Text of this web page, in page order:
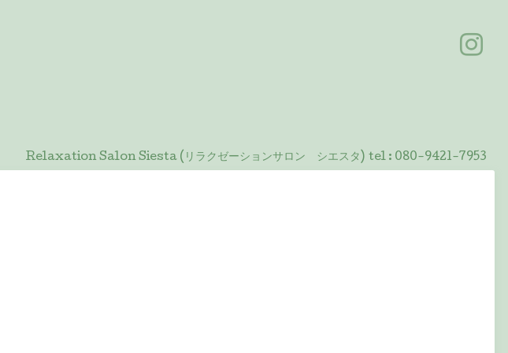
Relaxation Salon Siesta (リラクゼーションサロン シエスタ) tel : 080-9421-7953